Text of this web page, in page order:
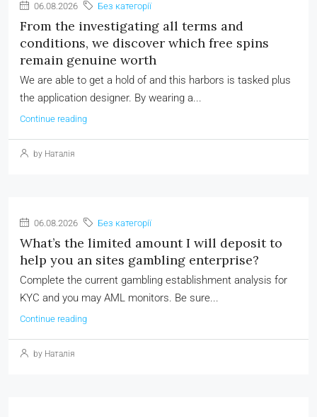
06.08.2026 Без категорії
From the investigating all terms and
conditions, we discover which free spins
remain genuine worth
We are able to get a hold of and this harbors is tasked plus
the application designer. By wearing a...
Continue reading
by Наталія
06.08.2026 Без категорії
What’s the limited amount I will deposit to
help you an sites gambling enterprise?
Complete the current gambling establishment analysis for
KYC and you may AML monitors. Be sure...
Continue reading
by Наталія